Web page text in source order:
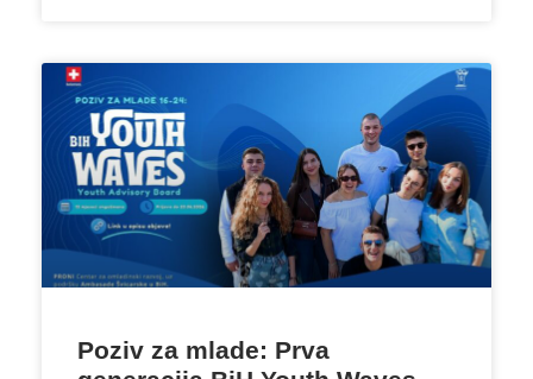
Poziv za mlade: Prva